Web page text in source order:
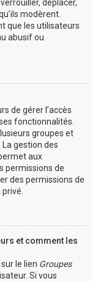
déplacer,
modèrent.
que les utilisateurs
abusif ou
de gérer l’accès
fonctionnalités.
groupes et
gestion des
aux
permissions de
des permissions de
et comment les
le lien Groupes
Si vous